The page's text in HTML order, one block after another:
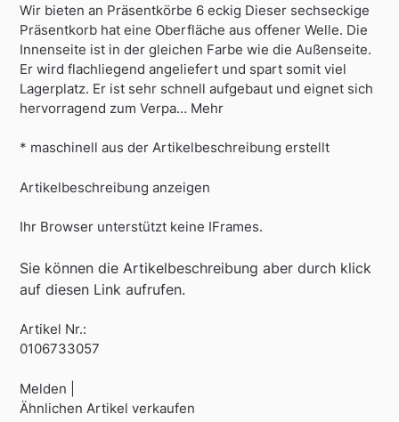
Wir bieten an Präsentkörbe 6 eckig Dieser sechseckige
Präsentkorb hat eine Oberfläche aus offener Welle. Die
Innenseite ist in der gleichen Farbe wie die Außenseite.
Er wird flachliegend angeliefert und spart somit viel
Lagerplatz. Er ist sehr schnell aufgebaut und eignet sich
hervorragend zum Verpa… Mehr
* maschinell aus der Artikelbeschreibung erstellt
Artikelbeschreibung anzeigen
Ihr Browser unterstützt keine IFrames.
Sie können die Artikelbeschreibung aber durch klick
auf diesen Link aufrufen.
Artikel Nr.:
0106733057
Melden |
Ähnlichen Artikel verkaufen